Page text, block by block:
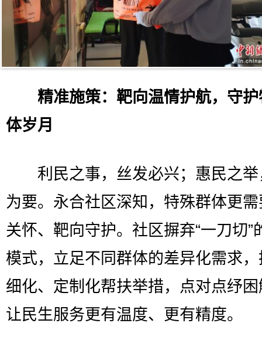
精准施策：靶向温情护航，守
体岁月
利民之事，丝发必兴；惠民之举
为要。永合社区深知，特殊群体更
关怀、靶向守护。社区摒弃“一刀切”
模式，立足不同群体的差异化需求
细化、定制化帮扶举措，点对点纾
让民生服务更有温度、更有精度。